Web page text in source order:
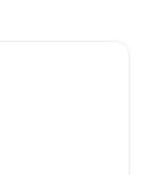
veloce,
touch.